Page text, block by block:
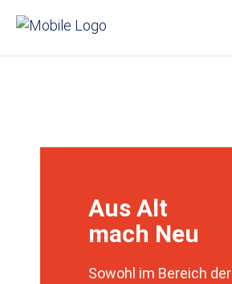
Aus Alt
mach Neu
Sowohl im Bereich der